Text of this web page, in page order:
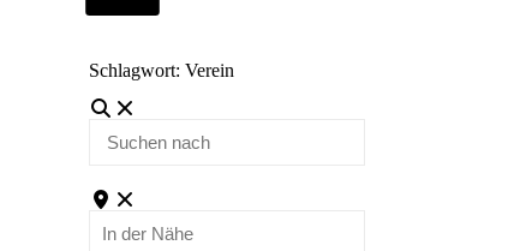
Schlagwort: Verein
Suchen
In
Nähe